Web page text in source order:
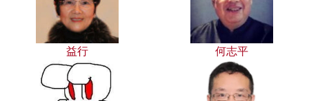
益行 何志平